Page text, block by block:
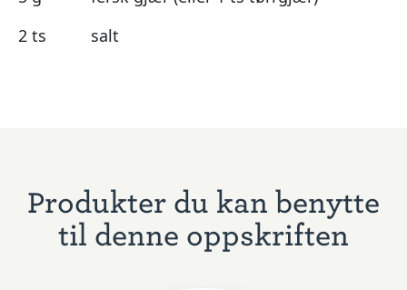
2 ts
salt
Produkter du kan benytte
til denne oppskriften